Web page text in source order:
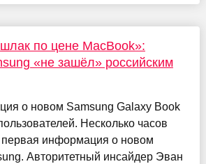
по цене MacBook»:
«не зашёл» российским
о новом Samsung Galaxy Book
Несколько часов
первая информация о новом
Авторитетный инсайдер Эван